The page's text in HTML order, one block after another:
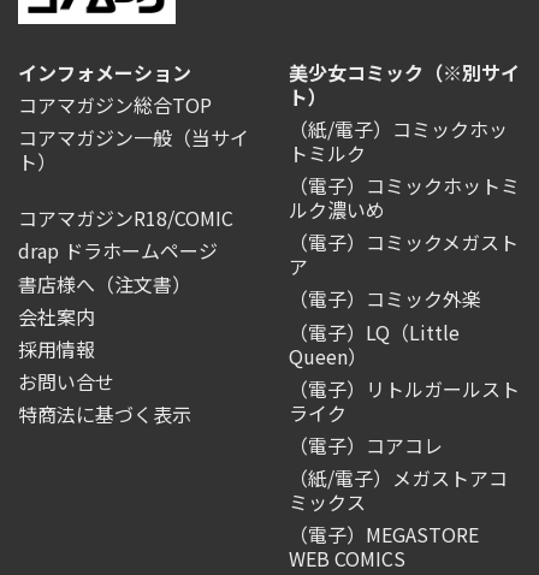
インフォメーション
コアマガジン総合TOP
コアマガジン一般 （当サイ
ト）
コアマガジンR18/COMIC
drap ドラホームページ
書店様へ（注文書）
会社案内
採用情報
お問い合せ
特商法に基づく表示
美少女コミック（※別サイ
ト）
（紙/電子）コミックホッ
トミルク
（電子）コミックホットミ
ルク濃いめ
（電子）コミックメガスト
ア
（電子）コミック外楽
（電子）LQ（Little
Queen）
（電子）リトルガールスト
ライク
（電子）コアコレ
（紙/電子）メガストアコ
ミックス
（電子）MEGASTORE
WEB COMICS